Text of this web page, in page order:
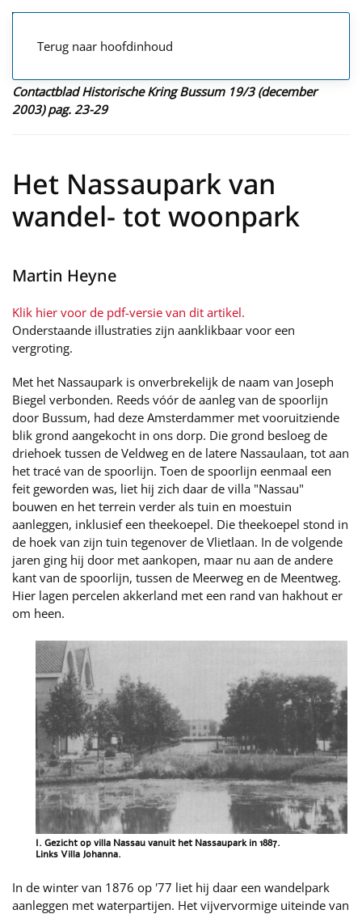
Terug naar hoofdinhoud
Contactblad Historische Kring Bussum 19/3 (december
2003) pag. 23-29
Het Nassaupark van
wandel- tot woonpark
Martin Heyne
Klik hier voor de pdf-versie van dit artikel.
Onderstaande illustraties zijn aanklikbaar voor een
vergroting.
Met het Nassaupark is onverbrekelijk de naam van Joseph
Biegel verbonden. Reeds vóór de aanleg van de spoorlijn
door Bussum, had deze Amsterdammer met vooruitziende
blik grond aangekocht in ons dorp. Die grond besloeg de
driehoek tussen de Veldweg en de latere Nassaulaan, tot aan
het tracé van de spoorlijn. Toen de spoorlijn eenmaal een
feit geworden was, liet hij zich daar de villa "Nassau"
bouwen en het terrein verder als tuin en moestuin
aanleggen, inklusief een theekoepel. Die theekoepel stond in
de hoek van zijn tuin tegenover de Vlietlaan. In de volgende
jaren ging hij door met aankopen, maar nu aan de andere
kant van de spoorlijn, tussen de Meerweg en de Meentweg.
Hier lagen percelen akkerland met een rand van hakhout er
om heen.
I. Gezicht op villa Nassau vanuit het Nassaupark in 1887.
Links Villa Johanna.
In de winter van 1876 op '77 liet hij daar een wandelpark
aanleggen met waterpartijen. Het vijvervormige uiteinde van